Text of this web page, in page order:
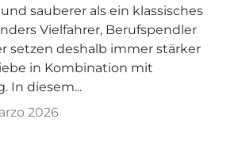
sauberer als ein klassisches
Vielfahrer, Berufspendler
setzen deshalb immer stärker
in Kombination mit
In diesem...
2026